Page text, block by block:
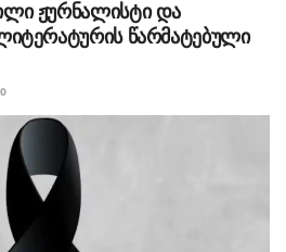
ჟურნალისტი და
წარმატებული
0